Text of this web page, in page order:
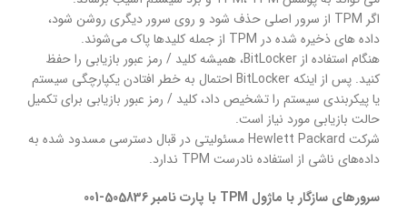
اگر TPM از سرور اصلی حذف شود و روی سرور دیگری روشن شود،
داده های ذخیره شده در TPM از جمله کلیدها پاک می‌شوند.
هنگام استفاده از BitLocker، همیشه کلید / رمز عبور بازیابی را حفظ
کنید. پس از اینکه BitLocker احتمال به خطر افتادن یکپارچگی سیستم
یا پیکربندی سیستم را تشخیص داد، کلید / رمز عبور بازیابی برای تکمیل
حالت بازیابی مورد نیاز است.
شرکت Hewlett Packard مسئولیتی در قبال دسترسی مسدود شده به
داده‌های ناشی از استفاده نادرست TPM ندارد.
سرورهای سازگار با ماژول TPM با پارت نامبر 505836-001